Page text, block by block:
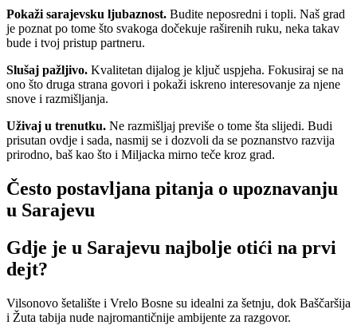
Pokaži sarajevsku ljubaznost. Budite neposredni i topli. Naš grad
je poznat po tome što svakoga dočekuje raširenih ruku, neka takav
bude i tvoj pristup partneru.
Slušaj pažljivo. Kvalitetan dijalog je ključ uspjeha. Fokusiraj se na
ono što druga strana govori i pokaži iskreno interesovanje za njene
snove i razmišljanja.
Uživaj u trenutku. Ne razmišljaj previše o tome šta slijedi. Budi
prisutan ovdje i sada, nasmij se i dozvoli da se poznanstvo razvija
prirodno, baš kao što i Miljacka mirno teče kroz grad.
Često postavljana pitanja o upoznavanju
u Sarajevu
Gdje je u Sarajevu najbolje otići na prvi
dejt?
Vilsonovo šetalište i Vrelo Bosne su idealni za šetnju, dok Baščaršija
i Žuta tabija nude najromantičnije ambijente za razgovor.